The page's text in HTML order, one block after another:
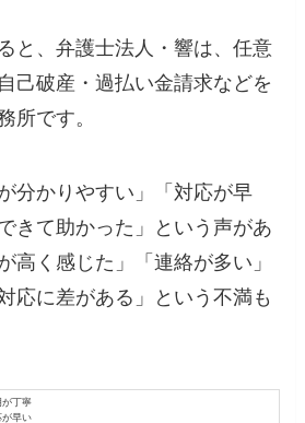
と、弁護士法人・響は、任意
己破産・過払い金請求などを
所です。
分かりやすい」「対応が早
きて助かった」という声があ
高く感じた」「連絡が多い」
応に差がある」という不満も
が丁寧
が早い